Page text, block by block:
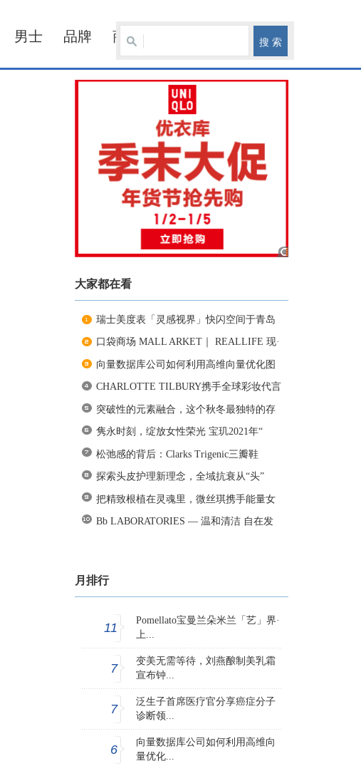
男士 品牌 商业
大家都在看
瑞士美度表「灵感视界」快闪空间于青岛
口袋商场 MALL ARKET｜ REALLIFE 现·
时
向量数据库公司如何利用高维向量优化图
CHARLOTTE TILBURY携手全球彩妆代言
人
突破性的元素融合，这个秋冬最独特的存
隽永时刻，绽放女性荣光 宝玑2021年“
松弛感的背后：Clarks Trigenic三瓣鞋
探索头皮护理新理念，全域抗衰从“头”
把精致根植在灵魂里，微丝琪携手能量女
Bb LABORATORIES — 温和清洁 自在发
月排行
11
Pomellato宝曼兰朵米兰「艺」界·
上...
7
变美无需等待，刘燕酿制美乳霜
宣布钟...
7
泛生子首席医疗官分享癌症分子
诊断领...
6
向量数据库公司如何利用高维向
量优化...